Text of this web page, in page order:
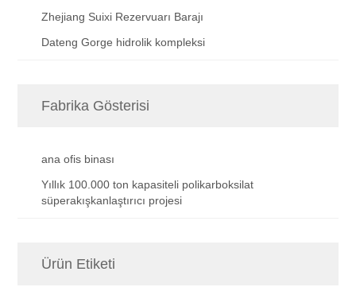
Zhejiang Suixi Rezervuarı Barajı
Dateng Gorge hidrolik kompleksi
Fabrika Gösterisi
ana ofis binası
Yıllık 100.000 ton kapasiteli polikarboksilat
süperakışkanlaştırıcı projesi
Ürün Etiketi